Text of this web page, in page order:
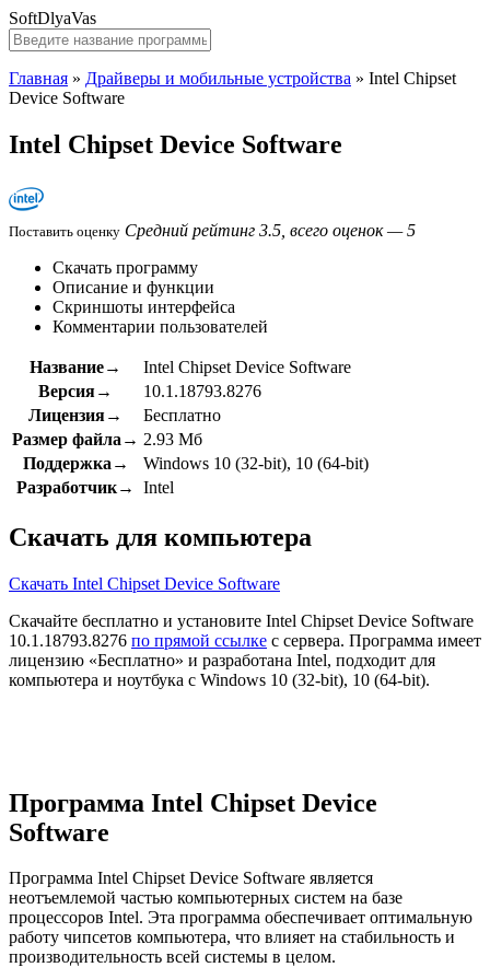
SoftDlyaVas
Главная » Драйверы и мобильные устройства » Intel Chipset
Device Software
Intel Chipset Device Software
Поставить оценку Средний рейтинг 3.5, всего оценок — 5
Скачать программу
Описание и функции
Скриншоты интерфейса
Комментарии пользователей
Название→
Intel Chipset Device Software
Версия→
10.1.18793.8276
Лицензия→
Бесплатно
Размер файла→ 2.93 Мб
Поддержка→
Windows 10 (32-bit), 10 (64-bit)
Разработчик→
Intel
Скачать для компьютера
Скачать Intel Chipset Device Software
Скачайте бесплатно и установите Intel Chipset Device Software
10.1.18793.8276 по прямой ссылке с сервера. Программа имеет
лицензию «Бесплатно» и разработана Intel, подходит для
компьютера и ноутбука с Windows 10 (32-bit), 10 (64-bit).
Программа Intel Chipset Device
Software
Программа Intel Chipset Device Software является
неотъемлемой частью компьютерных систем на базе
процессоров Intel. Эта программа обеспечивает оптимальную
работу чипсетов компьютера, что влияет на стабильность и
производительность всей системы в целом.